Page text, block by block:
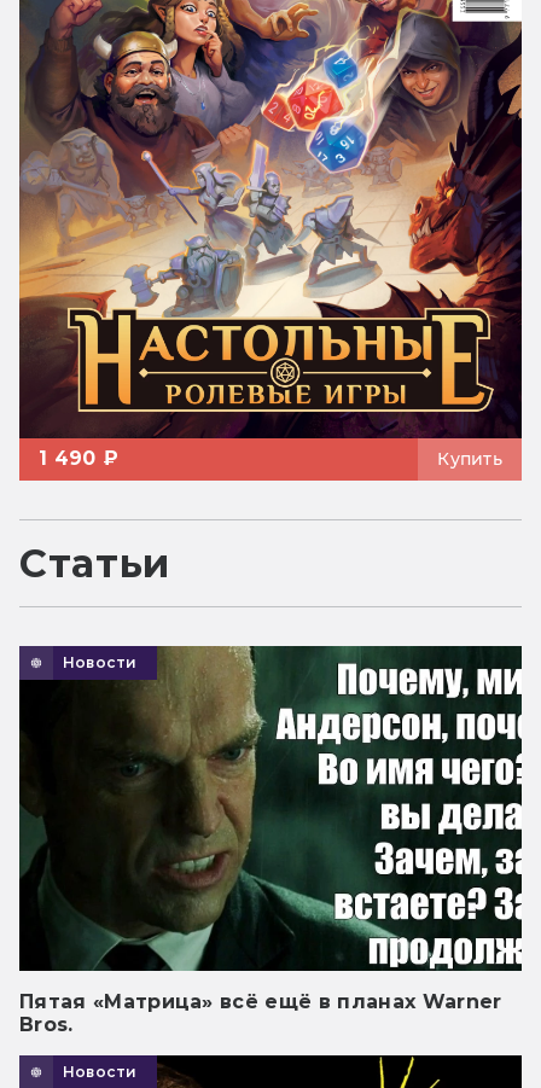
1 490 ₽ Купить
Статьи
Новости
Пятая «Матрица» всё ещё в планах Warner
Bros.
Новости